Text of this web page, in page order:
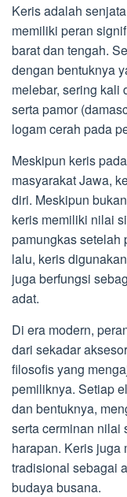
Keris adalah
memiliki peran
barat dan tengah.
dengan bentuknya
melebar, sering kali
serta pamor
logam cerah pada
Meskipun keris
masyarakat Jawa,
diri. Meskipun
keris memiliki nilai
pamungkas setelah
lalu, keris
juga berfungsi
adat.
Di era modern,
dari sekadar
filosofis yang
pemiliknya. Setiap
dan bentuknya,
serta cerminan nilai
harapan. Keris juga
tradisional sebagai
budaya busana.